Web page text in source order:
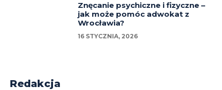
Znęcanie psychiczne i fizyczne –
jak może pomóc adwokat z
Wrocławia?
16 STYCZNIA, 2026
Redakcja